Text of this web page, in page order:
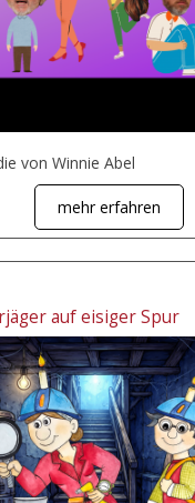
von Winnie Abel
mehr erfahren
auf eisiger Spur